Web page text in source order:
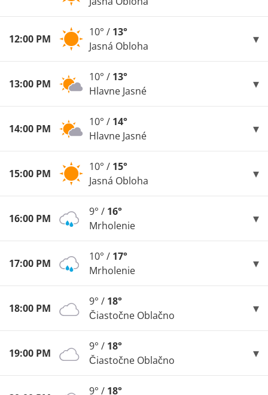
12:00 PM
10° / 13°
Jasná Obloha
13:00 PM
10° / 13°
Hlavne Jasné
14:00 PM
10° / 14°
Hlavne Jasné
15:00 PM
10° / 15°
Jasná Obloha
16:00 PM
9° / 16°
Mrholenie
17:00 PM
10° / 17°
Mrholenie
18:00 PM
9° / 18°
Čiastočne Oblačno
19:00 PM
9° / 18°
Čiastočne Oblačno
9° / 18°